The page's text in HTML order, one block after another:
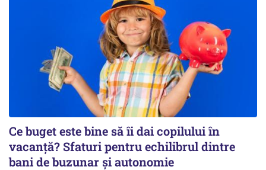
Ce buget este bine să îi dai copilului în
vacanță? Sfaturi pentru echilibrul dintre
bani de buzunar și autonomie